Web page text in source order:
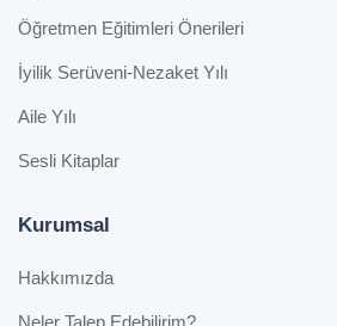
Öğretmen Eğitimleri Önerileri
İyilik Serüveni-Nezaket Yılı
Aile Yılı
Sesli Kitaplar
Kurumsal
Hakkımızda
Neler Talep Edebilirim?